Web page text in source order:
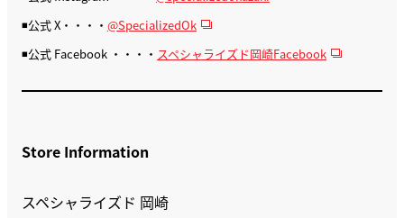
◾️公式 X・・・・ @SpecializedOk
◾️公式 Facebook ・・・・ スペシャライズド岡崎Facebook
Store Information
スペシャライズド 岡崎